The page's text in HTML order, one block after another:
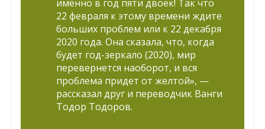
именно в год пяти двоек! Так что
22 февраля к этому времени ждите
больших проблем или к 22 декабря
2020 года. Она сказала, что, когда
будет год-зеркало (2020), мир
перевернется наоборот, и вся
проблема придет от желтой», —
рассказал друг и переводчик Ванги
Тодор Тодоров.